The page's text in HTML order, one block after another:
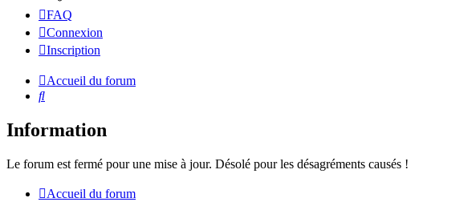
FAQ
Connexion
Inscription
Accueil du forum
Rechercher
Information
Le forum est fermé pour une mise à jour. Désolé pour les désagréments causés !
Accueil du forum